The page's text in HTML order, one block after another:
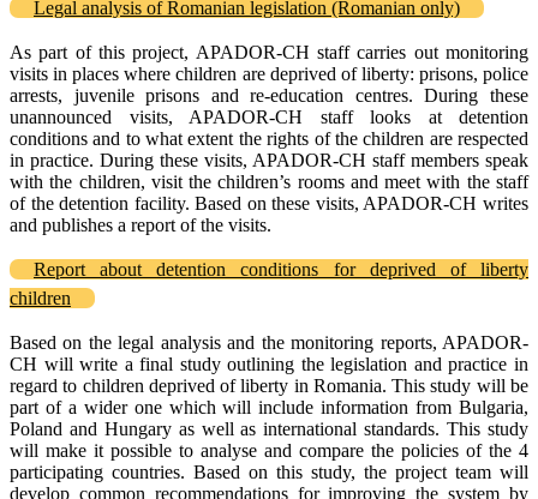
Legal analysis of Romanian legislation (Romanian only)
As part of this project, APADOR-CH staff carries out monitoring
visits in places where children are deprived of liberty: prisons, police
arrests, juvenile prisons and re-education centres. During these
unannounced visits, APADOR-CH staff looks at detention
conditions and to what extent the rights of the children are respected
in practice. During these visits, APADOR-CH staff members speak
with the children, visit the children’s rooms and meet with the staff
of the detention facility. Based on these visits, APADOR-CH writes
and publishes a report of the visits.
Report about detention conditions for deprived of liberty
children
Based on the legal analysis and the monitoring reports, APADOR-
CH will write a final study outlining the legislation and practice in
regard to children deprived of liberty in Romania. This study will be
part of a wider one which will include information from Bulgaria,
Poland and Hungary as well as international standards. This study
will make it possible to analyse and compare the policies of the 4
participating countries. Based on this study, the project team will
develop common recommendations for improving the system by